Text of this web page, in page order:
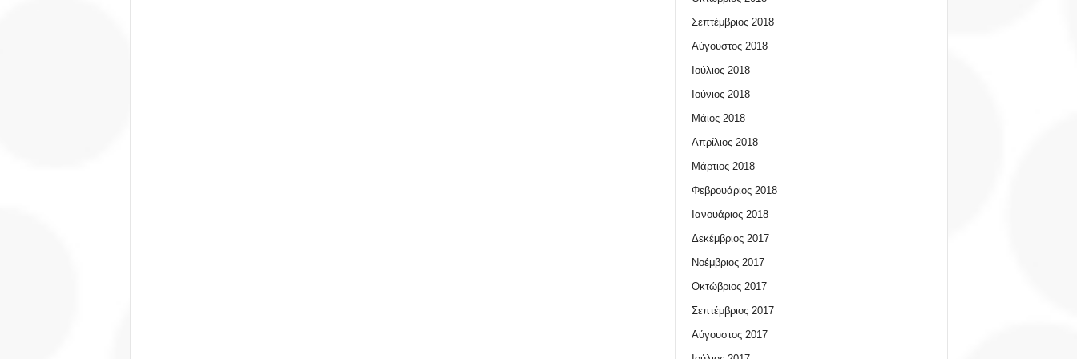
Σεπτέμβριος 2018
Αύγουστος 2018
Ιούλιος 2018
Ιούνιος 2018
Μάιος 2018
Απρίλιος 2018
Μάρτιος 2018
Φεβρουάριος 2018
Ιανουάριος 2018
Δεκέμβριος 2017
Νοέμβριος 2017
Οκτώβριος 2017
Σεπτέμβριος 2017
Αύγουστος 2017